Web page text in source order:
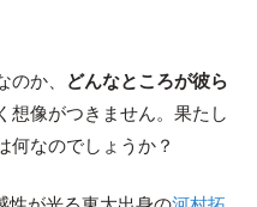
のか、
どんなところが彼ら
想像がつきません。果たし
何なのでしょうか？